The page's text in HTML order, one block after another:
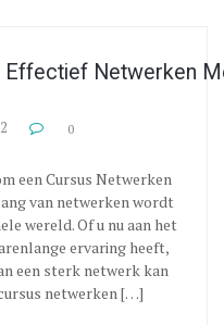
Effectief Netwerken
0
een Cursus Netwerken
van netwerken wordt
wereld. Of u nu aan het
ervaring heeft,
een sterk netwerk kan
netwerken […]